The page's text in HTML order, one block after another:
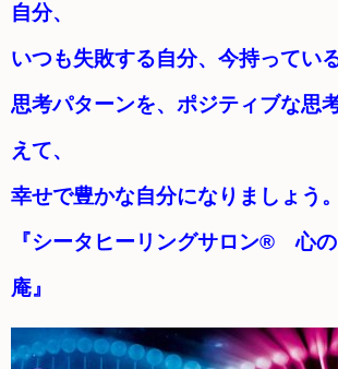
自分、
いつも失敗する自分、今持ってい
思考パターンを、ポジティブな思
えて、
幸せで豊かな自分になりましょう。
『シータヒーリングサロン® 心
庵』